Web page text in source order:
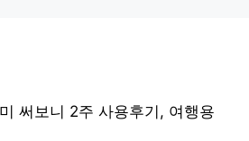
써보니 2주 사용후기, 여행용